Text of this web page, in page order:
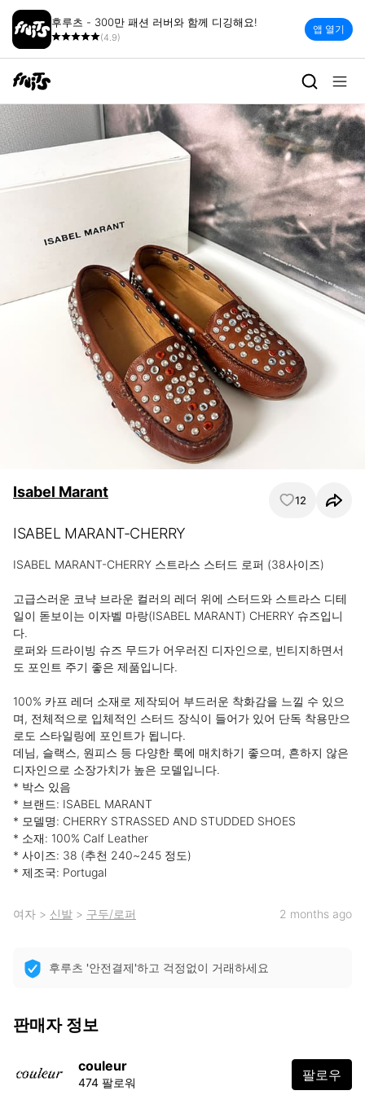
후루츠 - 300만 패션 러버와 함께 디깅해요!
(4.9)
앱 열기
Isabel Marant 12
ISABEL MARANT-CHERRY
ISABEL MARANT-CHERRY 스트라스 스터드 로퍼 (38사이즈)
고급스러운 코냑 브라운 컬러의 레더 위에 스터드와 스트라스 디테
일이 돋보이는 이자벨 마랑(ISABEL MARANT) CHERRY 슈즈입니
다.
로퍼와 드라이빙 슈즈 무드가 어우러진 디자인으로, 빈티지하면서
도 포인트 주기 좋은 제품입니다.
100% 카프 레더 소재로 제작되어 부드러운 착화감을 느낄 수 있으
며, 전체적으로 입체적인 스터드 장식이 들어가 있어 단독 착용만으
로도 스타일링에 포인트가 됩니다.
데님, 슬랙스, 원피스 등 다양한 룩에 매치하기 좋으며, 흔하지 않은
디자인으로 소장가치가 높은 모델입니다.
* 박스 있음
* 브랜드: ISABEL MARANT
* 모델명: CHERRY STRASSED AND STUDDED SHOES
* 소재: 100% Calf Leather
* 사이즈: 38 (추천 240~245 정도)
* 제조국: Portugal
여자 > 신발 > 구두/로퍼 2 months ago
후루츠 '안전결제'하고 걱정없이 거래하세요
판매자 정보
couleur
474 팔로워 팔로우